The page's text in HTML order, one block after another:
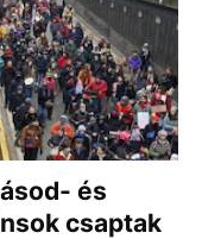
és
csaptak